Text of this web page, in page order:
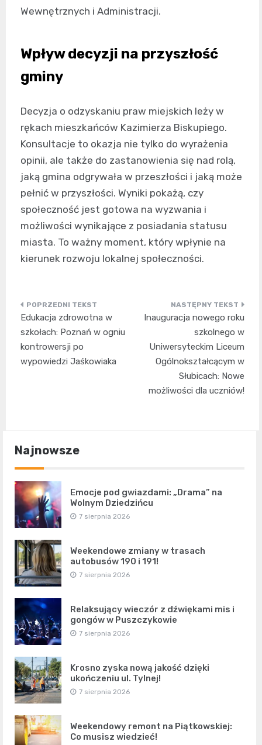
Wewnętrznych i Administracji.
Wpływ decyzji na przyszłość
gminy
Decyzja o odzyskaniu praw miejskich leży w
rękach mieszkańców Kazimierza Biskupiego.
Konsultacje to okazja nie tylko do wyrażenia
opinii, ale także do zastanowienia się nad rolą,
jaką gmina odgrywała w przeszłości i jaką może
pełnić w przyszłości. Wyniki pokażą, czy
społeczność jest gotowa na wyzwania i
możliwości wynikające z posiadania statusu
miasta. To ważny moment, który wpłynie na
kierunek rozwoju lokalnej społeczności.
Nawigacja
wpisu
Edukacja zdrowotna w
szkołach: Poznań w ogniu
kontrowersji po
wypowiedzi Jaśkowiaka
Inauguracja nowego roku
szkolnego w
Uniwersyteckim Liceum
Ogólnokształcącym w
Słubicach: Nowe
możliwości dla uczniów!
Najnowsze
Emocje pod gwiazdami: „Drama” na
Wolnym Dziedzińcu
7 sierpnia 2026
Weekendowe zmiany w trasach
autobusów 190 i 191!
7 sierpnia 2026
Relaksujący wieczór z dźwiękami mis i
gongów w Puszczykowie
7 sierpnia 2026
Krosno zyska nową jakość dzięki
ukończeniu ul. Tylnej!
7 sierpnia 2026
Weekendowy remont na Piątkowskiej:
Co musisz wiedzieć!